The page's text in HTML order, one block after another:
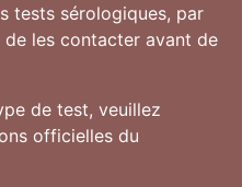
tests sérologiques, par
les contacter avant de
de test, veuillez
officielles du